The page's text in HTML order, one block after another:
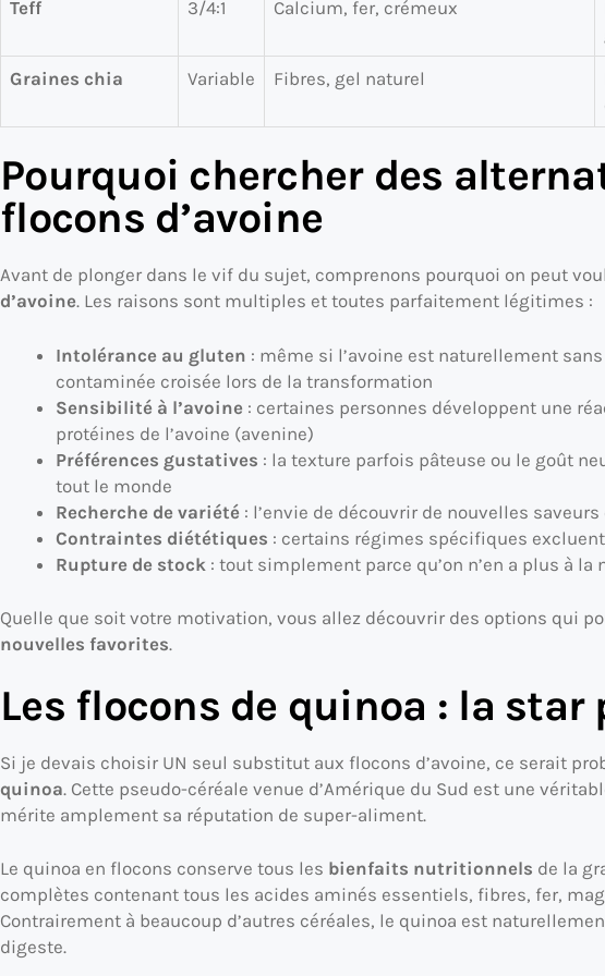
Teff 3/4:1 Calcium, fer, crémeux
Graines chia Variable Fibres, gel naturel
Pourquoi chercher des
flocons d’avoine
Avant de plonger dans le vif du sujet, comprenons pourquoi on peut
d’avoine. Les raisons sont multiples et toutes parfaitement légitimes :
Intolérance au gluten : même si l’avoine est naturellement
contaminée croisée lors de la transformation
Sensibilité à l’avoine: certaines personnes développent une
protéines de l’avoine (avenine)
Préférences gustatives : la texture parfois pâteuse ou le goût
tout le monde
Recherche de variété: l’envie de découvrir de nouvelles
Contraintes diététiques : certains régimes spécifiques excluent
Rupture de stock : tout simplement parce qu’on n’en a plus à la
Quelle que soit votre motivation, vous allez découvrir des options qui
nouvelles favorites.
Les flocons de quinoa : la star
Si je devais choisir UN seul substitut aux flocons d’avoine, ce serait
quinoa. Cette pseudo-céréale venue d’Amérique du Sud est une
mérite amplement sa réputation de super-aliment.
Le quinoa en flocons conserve tous les bienfaits nutritionnels de la
complètes contenant tous les acides aminés essentiels, fibres, fer,
Contrairement à beaucoup d’autres céréales, le quinoa est
digeste.